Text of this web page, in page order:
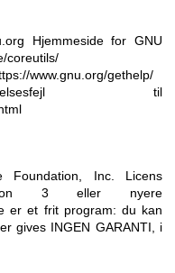
Hjemmeside for GNU
coreutils/
www.gnu.org/gethelp/
til
Foundation, Inc. Licens
3 eller nyere
er et frit program: du kan
gives INGEN GARANTI, i